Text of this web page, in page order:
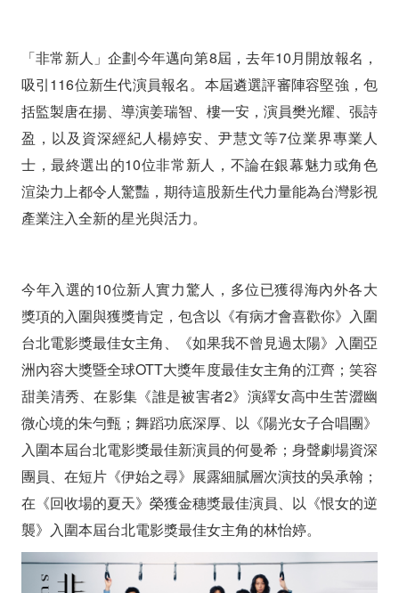
「非常新人」企劃今年邁向第8屆，去年10月開放報名，
吸引116位新生代演員報名。本屆遴選評審陣容堅強，包
括監製唐在揚、導演姜瑞智、樓一安，演員樊光耀、張詩
盈，以及資深經紀人楊婷安、尹慧文等7位業界專業人
士，最終選出的10位非常新人，不論在銀幕魅力或角色
渲染力上都令人驚豔，期待這股新生代力量能為台灣影視
產業注入全新的星光與活力。
今年入選的10位新人實力驚人，多位已獲得海內外各大
獎項的入圍與獲獎肯定，包含以《有病才會喜歡你》入圍
台北電影獎最佳女主角、《如果我不曾見過太陽》入圍亞
洲內容大獎暨全球OTT大獎年度最佳女主角的江齊；笑容
甜美清秀、在影集《誰是被害者2》演繹女高中生苦澀幽
微心境的朱勻甄；舞蹈功底深厚、以《陽光女子合唱團》
入圍本屆台北電影獎最佳新演員的何曼希；身聲劇場資深
團員、在短片《伊始之尋》展露細膩層次演技的吳承翰；
在《回收場的夏天》榮獲金穗獎最佳演員、以《恨女的逆
襲》入圍本屆台北電影獎最佳女主角的林怡婷。